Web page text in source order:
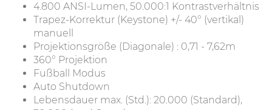
4.800 ANSI-Lumen, 50.000:1 Kontrastverhältnis
Trapez-Korrektur (Keystone) +/- 40° (vertikal)
manuell
Projektionsgröße (Diagonale) : 0,71 - 7,62m
360° Projektion
Fußball Modus
Auto Shutdown
Lebensdauer max. (Std.): 20.000 (Standard),